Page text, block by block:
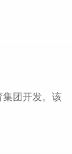
团开发。该